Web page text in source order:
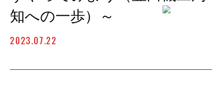
知への一歩）～
2023.07.22